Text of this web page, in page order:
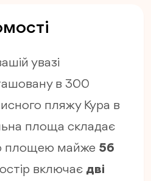
увазі
в 300
пляжу Кура в
площа складає
площею майже 56
включає дві